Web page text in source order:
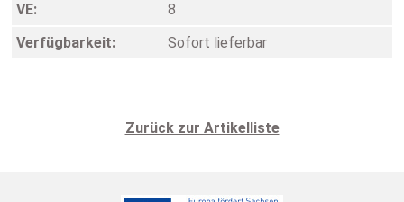
VE:
8
Verfügbarkeit:
Sofort lieferbar
Zurück zur Artikelliste